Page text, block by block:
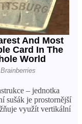
– jednotka
sušák je prostornější
využít vertikální